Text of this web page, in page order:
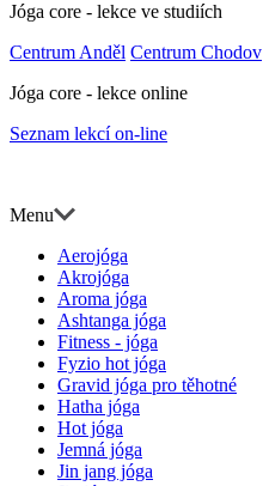
Jóga core - lekce ve studiích
Centrum Anděl Centrum Chodov
Jóga core - lekce online
Seznam lekcí on-line
Menu
Aerojóga
Akrojóga
Aroma jóga
Ashtanga jóga
Fitness - jóga
Fyzio hot jóga
Gravid jóga pro těhotné
Hatha jóga
Hot jóga
Jemná jóga
Jin jang jóga